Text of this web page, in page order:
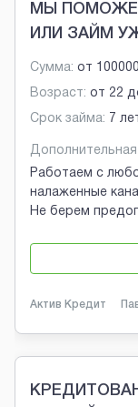
МЫ
ИЛИ ЗАЙМ
Сумма: от 100000
Возраст: от 22
Срок займа: 7
Работаем с
налаженные
Не берем
Актив Кредит